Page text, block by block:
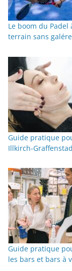
Le boom du
terrain sans
Guide pratique
Illkirch-
Guide pratique
les bars et bars à